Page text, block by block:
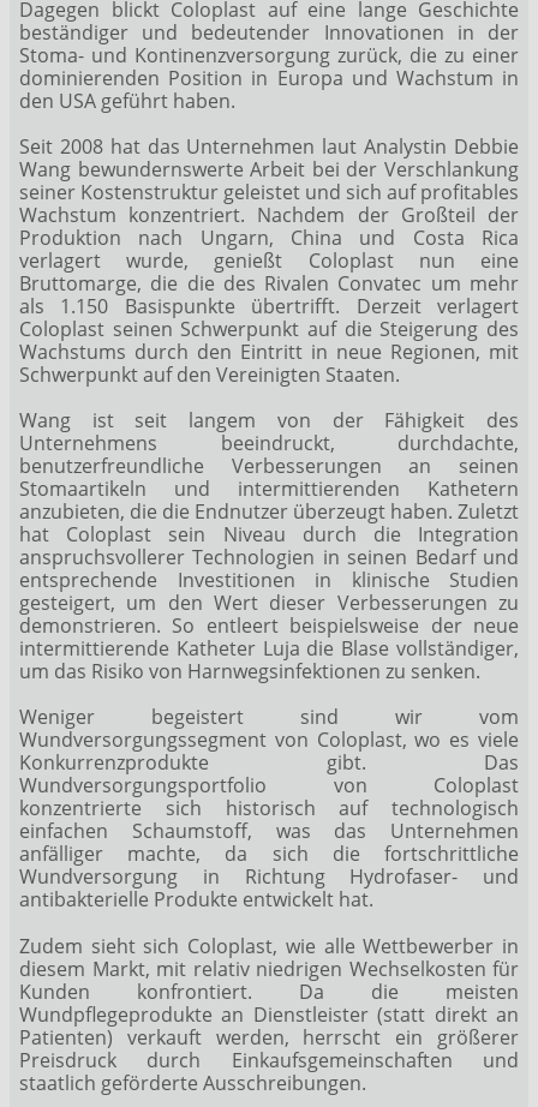
Dagegen blickt Coloplast auf eine lange Geschichte
beständiger und bedeutender Innovationen in der
Stoma- und Kontinenzversorgung zurück, die zu einer
dominierenden Position in Europa und Wachstum in
den USA geführt haben.
Seit 2008 hat das Unternehmen laut Analystin Debbie
Wang bewundernswerte Arbeit bei der Verschlankung
seiner Kostenstruktur geleistet und sich auf profitables
Wachstum konzentriert. Nachdem der Großteil der
Produktion nach Ungarn, China und Costa Rica
verlagert wurde, genießt Coloplast nun eine
Bruttomarge, die die des Rivalen Convatec um mehr
als 1.150 Basispunkte übertrifft. Derzeit verlagert
Coloplast seinen Schwerpunkt auf die Steigerung des
Wachstums durch den Eintritt in neue Regionen, mit
Schwerpunkt auf den Vereinigten Staaten.
Wang ist seit langem von der Fähigkeit des
Unternehmens beeindruckt, durchdachte,
benutzerfreundliche Verbesserungen an seinen
Stomaartikeln und intermittierenden Kathetern
anzubieten, die die Endnutzer überzeugt haben. Zuletzt
hat Coloplast sein Niveau durch die Integration
anspruchsvollerer Technologien in seinen Bedarf und
entsprechende Investitionen in klinische Studien
gesteigert, um den Wert dieser Verbesserungen zu
demonstrieren. So entleert beispielsweise der neue
intermittierende Katheter Luja die Blase vollständiger,
um das Risiko von Harnwegsinfektionen zu senken.
Weniger begeistert sind wir vom
Wundversorgungssegment von Coloplast, wo es viele
Konkurrenzprodukte gibt. Das
Wundversorgungsportfolio von Coloplast
konzentrierte sich historisch auf technologisch
einfachen Schaumstoff, was das Unternehmen
anfälliger machte, da sich die fortschrittliche
Wundversorgung in Richtung Hydrofaser- und
antibakterielle Produkte entwickelt hat.
Zudem sieht sich Coloplast, wie alle Wettbewerber in
diesem Markt, mit relativ niedrigen Wechselkosten für
Kunden konfrontiert. Da die meisten
Wundpflegeprodukte an Dienstleister (statt direkt an
Patienten) verkauft werden, herrscht ein größerer
Preisdruck durch Einkaufsgemeinschaften und
staatlich geförderte Ausschreibungen.